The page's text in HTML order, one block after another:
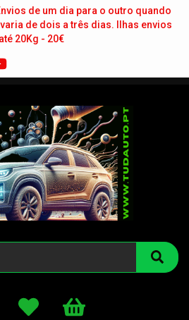
de um dia para o outro quando
de dois a três dias. Ilhas envios
até 20Kg - 20€